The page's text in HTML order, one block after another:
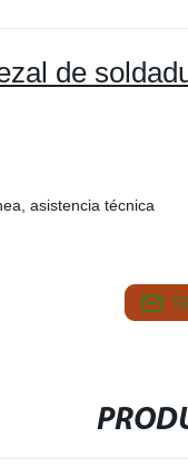
de
asistencia técnica